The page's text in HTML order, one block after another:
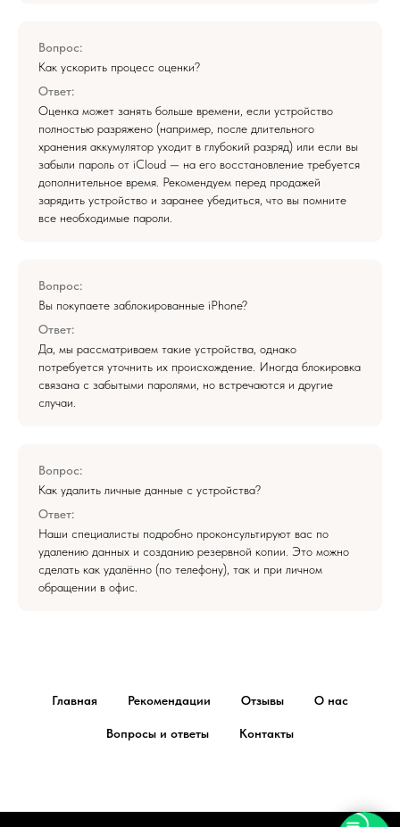
Вопрос:
Как ускорить процесс оценки?
Ответ:
Оценка может занять больше времени, если устройство
полностью разряжено (например, после длительного
хранения аккумулятор уходит в глубокий разряд) или если вы
забыли пароль от iCloud — на его восстановление требуется
дополнительное время. Рекомендуем перед продажей
зарядить устройство и заранее убедиться, что вы помните
все необходимые пароли.
Вопрос:
Вы покупаете заблокированные iPhone?
Ответ:
Да, мы рассматриваем такие устройства, однако
потребуется уточнить их происхождение. Иногда блокировка
связана с забытыми паролями, но встречаются и другие
случаи.
Вопрос:
Как удалить личные данные с устройства?
Ответ:
Наши специалисты подробно проконсультируют вас по
удалению данных и созданию резервной копии. Это можно
сделать как удалённо (по телефону), так и при личном
обращении в офис.
Главная Рекомендации Отзывы О нас
Вопросы и ответы Контакты